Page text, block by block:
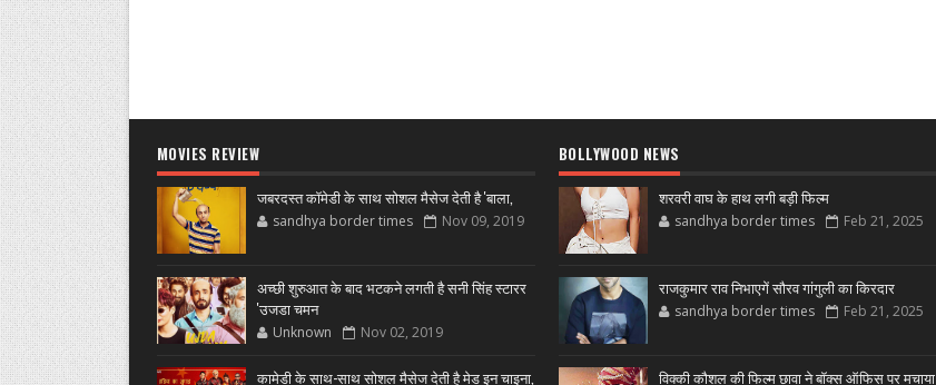
MOVIES REVIEW
जबरदस्त कॉमेडी के साथ सोशल मैसेज देती है 'बाला,
sandhya border times Nov 09, 2019
अच्छी शुरुआत के बाद भटकने लगती है सनी सिंह स्टारर
'उजडा चमन
Unknown Nov 02, 2019
कामेडी के साथ-साथ सोशल मैसेज देती है मेड इन चाइना,
BOLLYWOOD NEWS
शरवरी वाघ के हाथ लगी बड़ी फिल्म
sandhya border times Feb 21, 2025
राजकुमार राव निभाएगें सौरव गांगुली का किरदार
sandhya border times Feb 21, 2025
विक्की कौशल की फिल्म छावा ने बॉक्स ऑफिस पर मचाया